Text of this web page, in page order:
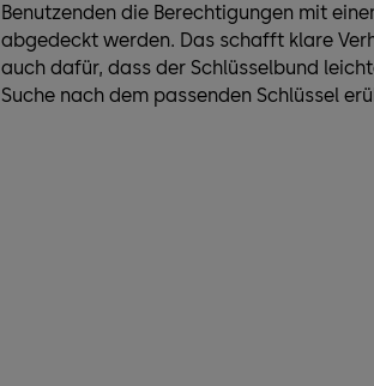
Benutzenden die Berechtigungen mit
abgedeckt werden. Das schafft klare
auch dafür, dass der Schlüsselbund
Suche nach dem passenden Schlüssel